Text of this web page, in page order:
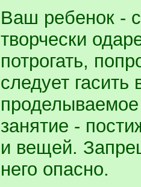
Ваш ребенок -
творчески
потрогать,
следует
проделываемое
занятие -
и вещей.
него опасно.